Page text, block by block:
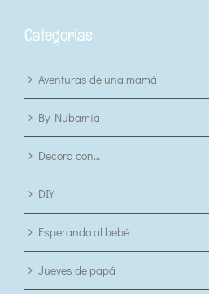
Categorias
Aventuras de una mamá
By Nubamía
Decora con…
DIY
Esperando al bebé
Jueves de papá